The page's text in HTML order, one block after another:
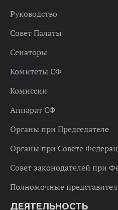
Руководство
Совет Палаты
Сенаторы
Комитеты СФ
Комиссии
Аппарат СФ
Органы при Председателе
Органы при Совете
Совет законодателей при
Полномочные
ДЕЯТЕЛЬНОСТЬ